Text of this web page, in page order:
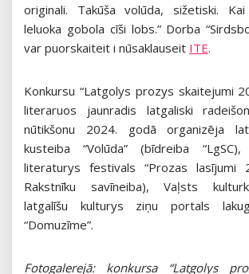
originali. Takūša volūda, sižetiski.
leluoka gobola cīši lobs.” Dorba
var puorskaiteit i nūsaklauseit ITE.
Konkursu “Latgolys prozys skaitejumi
literaruos jaunradis latgaliski
nūtikšonu 2024. godā organizēja
kusteiba “Volūda” (bīdreiba
literaturys festivals “Prozas lasījumi
Rakstnīku savīneiba), Vaļsts
latgalīšu kulturys ziņu portals
“Domuzīme”.
Fotogalerejā: konkursa “Latgolys